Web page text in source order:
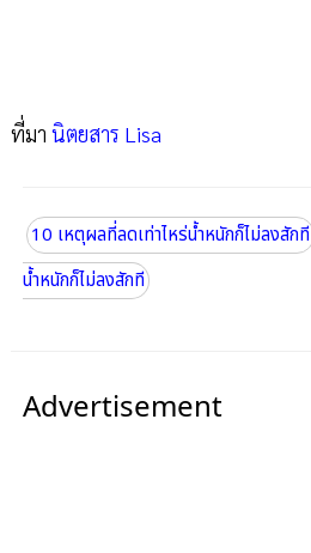
ที่มา นิตยสาร Lisa
10 เหตุผลที่ลดเท่าไหร่น้ำหนักก็ไม่ลงสักที
น้ำหนักก็ไม่ลงสักที
Advertisement